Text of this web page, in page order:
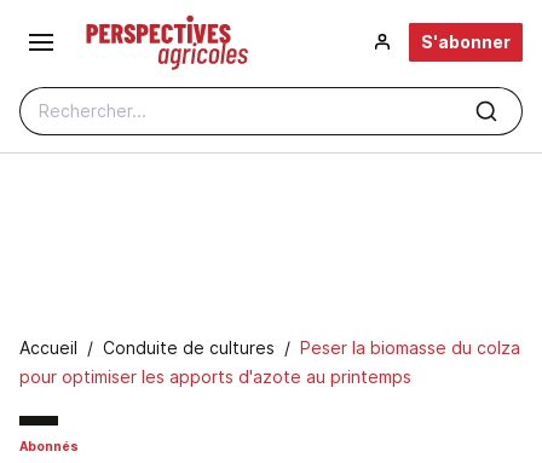
Aller au contenu principal
Rechercher...
S'abonner
Fil d'Ariane
Accueil Conduite de cultures
Peser la biomasse du colza
pour optimiser les apports d'azote au printemps
Abonnés